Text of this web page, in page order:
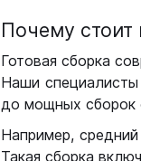
Почему стоит
Готовая сборка
Наши
до мощных сборок
Например,
Такая сборка